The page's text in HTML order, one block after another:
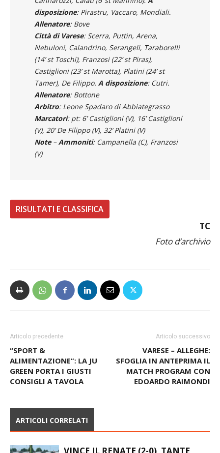
disposizione: Pirastru, Vaccaro, Mondiali.
Allenatore: Bove
Città di Varese: Scerra, Puttin, Arena,
Nebuloni, Calandrino, Serangeli, Taraborelli
(14’ st Toschi), Franzosi (22’ st Piras),
Castiglioni (23’ st Marotta), Platini (24’ st
Tamer), De Filippo. A disposizione: Cutri.
Allenatore: Bottone
Arbitro: Leone Spadaro di Abbiategrasso
Marcatori: pt: 6’ Castiglioni (V), 16’ Castiglioni
(V), 20’ De Filippo (V), 32’ Platini (V)
Note–Ammoniti: Campanella (C), Franzosi
(V)
RISULTATI E CLASSIFICA
TC
Foto d’archivio
Articolo precedente
“SPORT &
ALIMENTAZIONE”: LA JU
GREEN PORTA I GIUSTI
CONSIGLI A TAVOLA
Articolo successivo
VARESE – ALLEGHE:
SFOGLIA IN ANTEPRIMA IL
MATCH PROGRAM CON
EDOARDO RAIMONDI
ARTICOLI CORRELATI